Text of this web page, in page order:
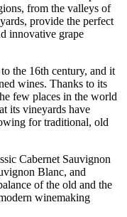
from the valleys of
provide the perfect
innovative grape
the 16th century, and it
wines. Thanks to its
few places in the world
its vineyards have
for traditional, old
Cabernet Sauvignon
Blanc, and
of the old and the
winemaking